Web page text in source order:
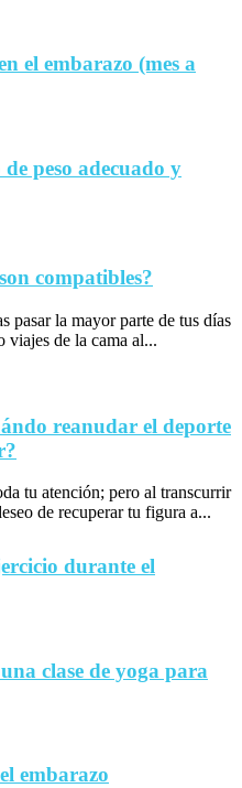
el embarazo (mes a
peso adecuado y
compatibles?
pasar la mayor parte de tus días
viajes de la cama al...
reanudar el deporte
tu atención; pero al transcurrir
de recuperar tu figura a...
durante el
clase de yoga para
embarazo